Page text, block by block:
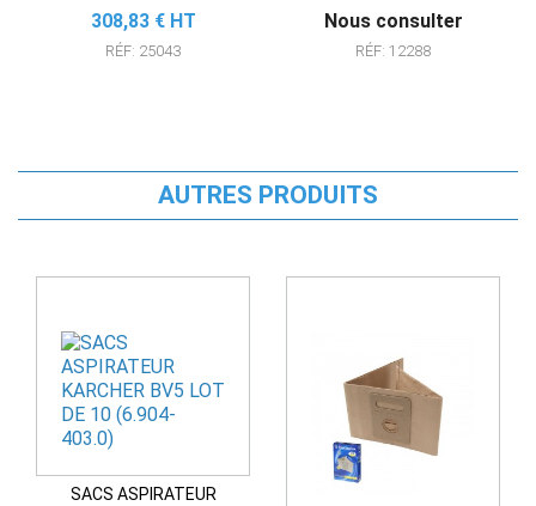
Prix
308,83 € HT
RÉF: 25043
Nous consulter
RÉF: 12288
AUTRES PRODUITS
SACS ASPIRATEUR